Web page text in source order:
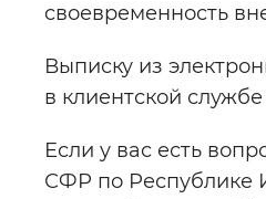
своевременность
Выписку из
в клиентской
Если у вас есть
СФР по Республике